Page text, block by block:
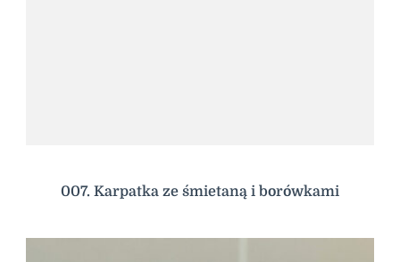
007. Karpatka ze śmietaną i borówkami